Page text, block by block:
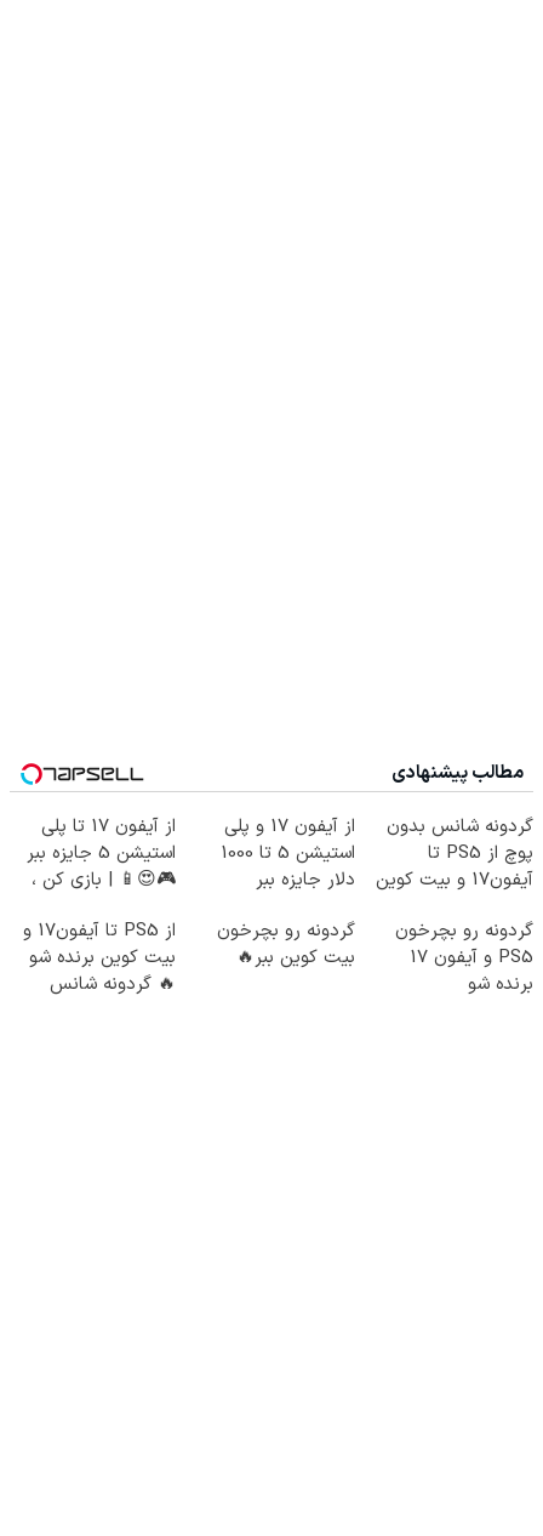
مطالب پیشنهادی
گردونه شانس بدون
پوچ از PS5 تا
آیفون17 و بیت کوین
از آیفون 17 و پلی
استیشن 5 تا 1000
دلار جایزه ببر
از آیفون 17 تا پلی
استیشن 5 جایزه ببر
🎮😍📱 | بازی کن ،
گردونه رو بچرخون
PS5 و آیفون 17
برنده شو
گردونه رو بچرخون
بیت کوین ببر🔥
از PS5 تا آیفون17 و
بیت کوین برنده شو
🔥 گردونه شانس